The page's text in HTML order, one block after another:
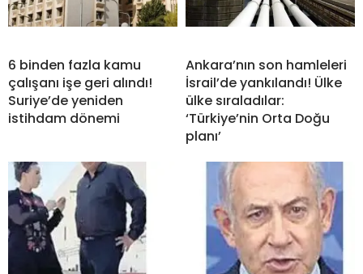
6 binden fazla kamu
çalışanı işe geri alındı!
Suriye’de yeniden
istihdam dönemi
Ankara’nın son hamleleri
İsrail’de yankılandı! Ülke
ülke sıraladılar:
‘Türkiye’nin Orta Doğu
planı’